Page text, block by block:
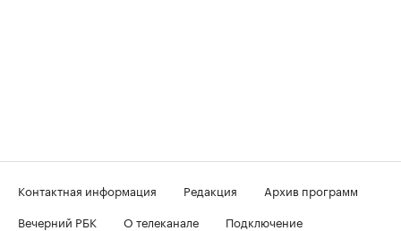
Контактная информация Редакция
Архив программ
Вечерний РБК
О телеканале
Подключение